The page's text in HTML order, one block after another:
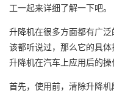
工一起来详细了解一下吧。
升降机在很多方面都有广
该都听说过，那么它的具
升降机在汽车上应用后的操
首先，使用前，清除升降